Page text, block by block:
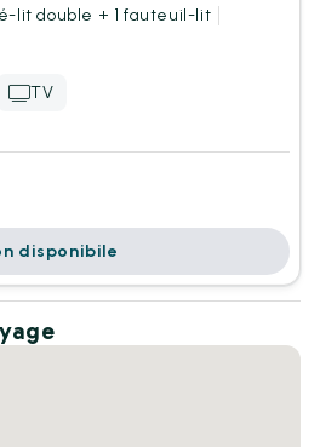
lit double + 1 fauteuil-lit
TV
disponibile